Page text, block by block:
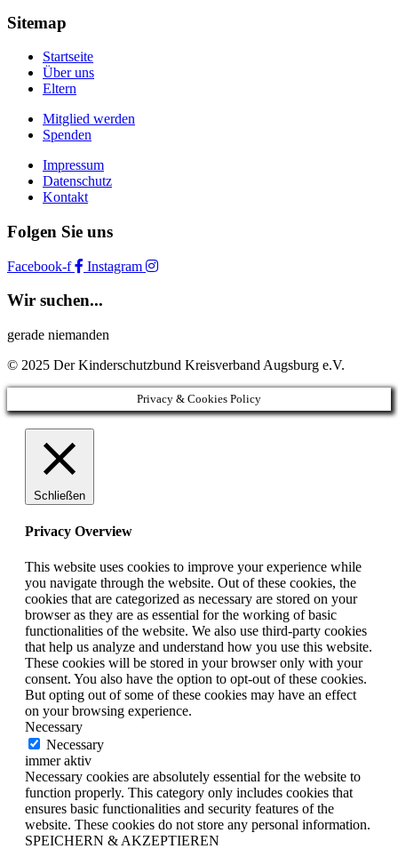
Sitemap
Startseite
Über uns
Eltern
Mitglied werden
Spenden
Impressum
Datenschutz
Kontakt
Folgen Sie uns
Facebook-f Instagram
Wir suchen...
gerade niemanden
© 2025 Der Kinderschutzbund Kreisverband Augsburg e.V.
Privacy & Cookies Policy
Schließen
Privacy Overview
This website uses cookies to improve your experience while
you navigate through the website. Out of these cookies, the
cookies that are categorized as necessary are stored on your
browser as they are as essential for the working of basic
functionalities of the website. We also use third-party cookies
that help us analyze and understand how you use this website.
These cookies will be stored in your browser only with your
consent. You also have the option to opt-out of these cookies.
But opting out of some of these cookies may have an effect
on your browsing experience.
Necessary
Necessary
immer aktiv
Necessary cookies are absolutely essential for the website to
function properly. This category only includes cookies that
ensures basic functionalities and security features of the
website. These cookies do not store any personal information.
SPEICHERN & AKZEPTIEREN